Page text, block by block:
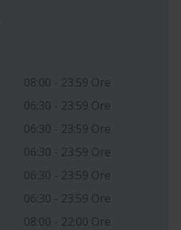
08:00 - 23:59 Ore
06:30 - 23:59 Ore
06:30 - 23:59 Ore
06:30 - 23:59 Ore
06:30 - 23:59 Ore
06:30 - 23:59 Ore
08:00 - 22:00 Ore